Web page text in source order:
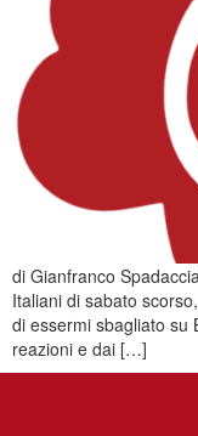
di Gianfranco
Italiani di sabato
di essermi sbagliato su
reazioni e dai […]